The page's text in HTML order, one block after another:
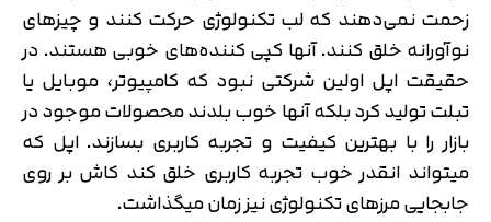
زحمت نمی‌دهند که لب تکنولوژی حرکت کنند و چیزهای
نوآورانه خلق کنند. آنها کپی کننده‌های خوبی هستند. در
حقیقت اپل اولین شرکتی نبود که کامپیوتر، موبایل یا
تبلت تولید کرد بلکه آنها خوب بلدند محصولات موجود در
بازار را با بهترین کیفیت و تجربه کاربری بسازند. اپل که
میتواند انقدر خوب تجربه کاربری خلق کند کاش بر روی
جابجایی مرزهای تکنولوژی نیز زمان میگذاشت.